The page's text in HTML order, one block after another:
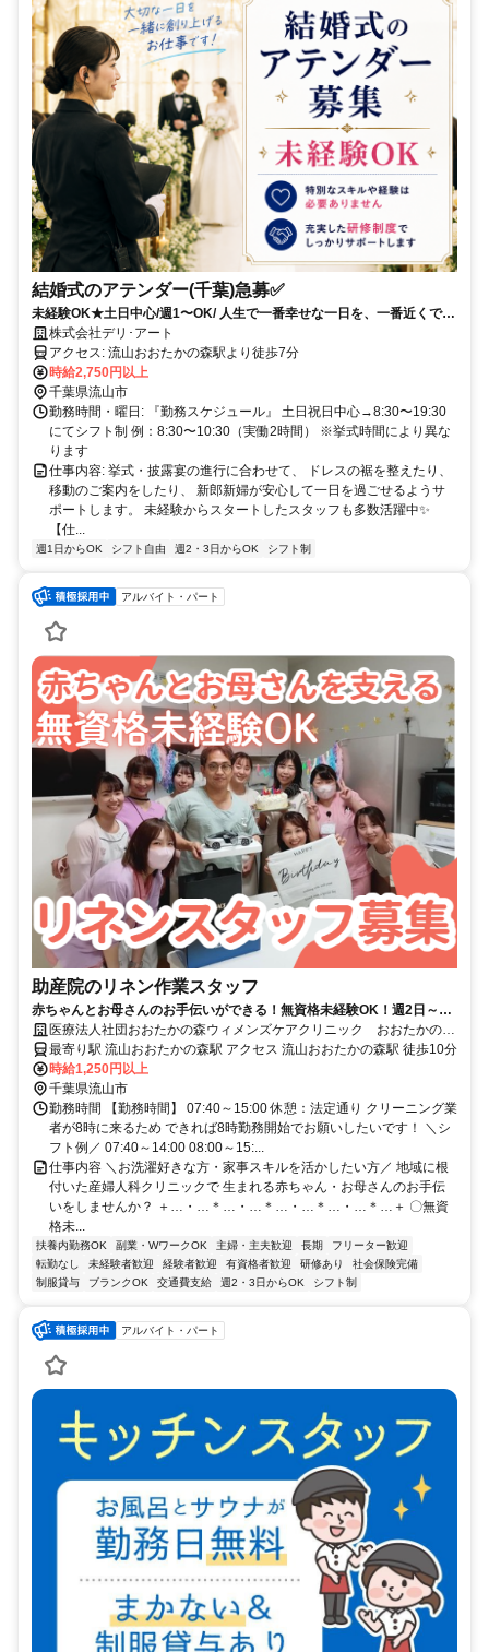
結婚式のアテンダー(千葉)急募✅
未経験OK★土日中心/週1〜OK/ 人生で一番幸せな一日を、一番近くで支
える介添スタッフ募集！
株式会社デリ･アート
アクセス: 流山おおたかの森駅より徒歩7分
時給2,750円以上
千葉県流山市
勤務時間・曜日: 『勤務スケジュール』 土日祝日中心→8:30〜19:30
にてシフト制 例：8:30〜10:30（実働2時間） ※挙式時間により異な
ります
仕事内容: 挙式・披露宴の進行に合わせて、 ドレスの裾を整えたり、
移動のご案内をしたり、 新郎新婦が安心して一日を過ごせるようサ
ポートします。 未経験からスタートしたスタッフも多数活躍中✨
【仕...
週1日からOK シフト自由 週2・3日からOK シフト制
アルバイト・パート
助産院のリネン作業スタッフ
赤ちゃんとお母さんのお手伝いができる！無資格未経験OK！週2日～
OK！Wワーク・扶養内勤務OK！／リネン作業スタッフ
医療法人社団おおたかの森ウィメンズケアクリニック おおたかの森
ウィメンズケアクリニック
最寄り駅 流山おおたかの森駅 アクセス 流山おおたかの森駅 徒歩10分
時給1,250円以上
千葉県流山市
勤務時間 【勤務時間】 07:40～15:00 休憩：法定通り クリーニング業
者が8時に来るため できれば8時勤務開始でお願いしたいです！ ＼シ
フト例／ 07:40～14:00 08:00～15:...
仕事内容 ＼お洗濯好きな方・家事スキルを活かしたい方／ 地域に根
付いた産婦人科クリニックで 生まれる赤ちゃん・お母さんのお手伝
いをしませんか？ ＋…・…＊…・…＊…・…＊…・…＊…＋ 〇無資
格未...
扶養内勤務OK 副業・WワークOK 主婦・主夫歓迎 長期
フリーター歓迎
転勤なし
未経験者歓迎 経験者歓迎 有資格者歓迎 研修あり
社会保険完備
制服貸与
ブランクOK 交通費支給 週2・3日からOK シフト制
アルバイト・パート